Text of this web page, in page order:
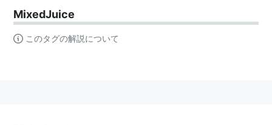
MixedJuice
このタグの解説について